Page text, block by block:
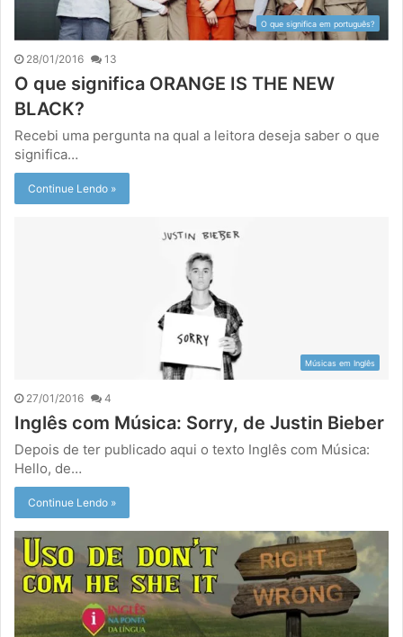
O que significa em português?
28/01/2016 13
O que significa ORANGE IS THE NEW
BLACK?
Recebi uma pergunta na qual a leitora deseja saber o que
significa…
Continue Lendo »
Músicas em Inglês
27/01/2016 4
Inglês com Música: Sorry, de Justin Bieber
Depois de ter publicado aqui o texto Inglês com Música:
Hello, de…
Continue Lendo »